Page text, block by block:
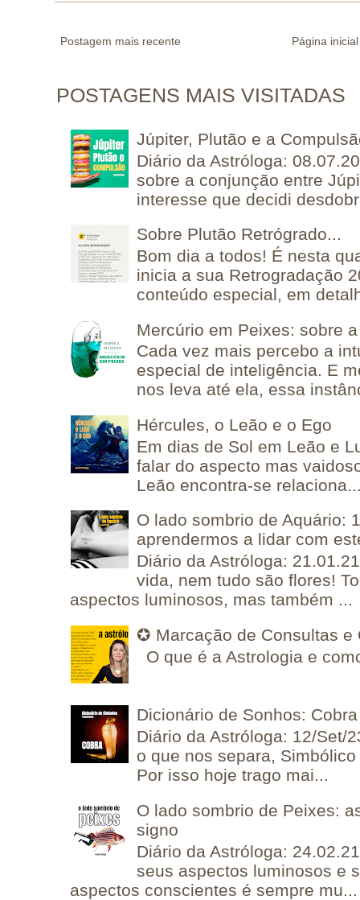
Postagem mais recente Página inicial
POSTAGENS MAIS VISITADAS
Júpiter, Plutão e a
Diário da Astróloga:
sobre a conjunção entre
interesse que decidi
Sobre Plutão Retrógrado...
Bom dia a todos! É nesta
inicia a sua Retrogradação
conteúdo especial, em
Mercúrio em Peixes: sobre
Cada vez mais percebo a
especial de inteligência. E
nos leva até ela, essa
Hércules, o Leão e o Ego
Em dias de Sol em Leão e
falar do aspecto mas
Leão encontra-se
O lado sombrio de Aquário:
aprendermos a lidar com
Diário da Astróloga:
vida, nem tudo são flores!
aspectos luminosos, mas também ...
✪ Marcação de Consultas e
O que é a Astrologia e
Dicionário de Sonhos: Cobra
Diário da Astróloga: 12/Set/
o que nos separa,
Por isso hoje trago mai...
O lado sombrio de Peixes:
signo
Diário da Astróloga:
seus aspectos luminosos e
aspectos conscientes é sempre mu...